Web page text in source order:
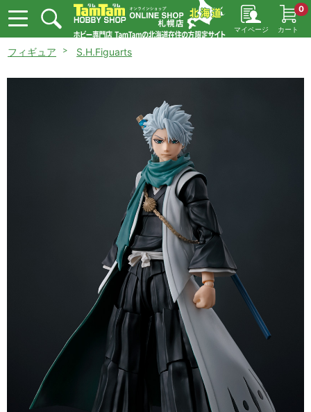
マイページ カート
0
フィギュア S.H.Figuarts